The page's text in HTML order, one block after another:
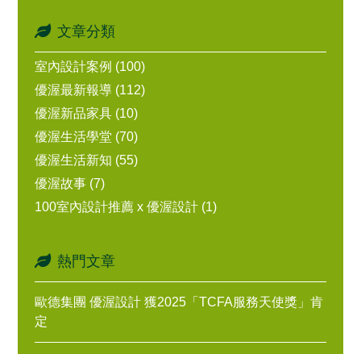
文章分類
室內設計案例 (100)
優渥最新報導 (112)
優渥新品家具 (10)
優渥生活學堂 (70)
優渥生活新知 (55)
優渥故事 (7)
100室內設計推薦 x 優渥設計 (1)
熱門文章
歐德集團 優渥設計 獲2025「TCFA服務天使獎」肯
定